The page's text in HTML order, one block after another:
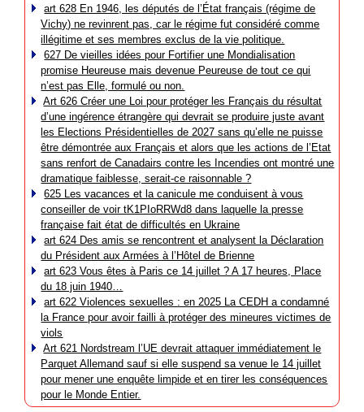
art 628 En 1946, les députés de l’État français (régime de
Vichy) ne revinrent pas, car le régime fut considéré comme
illégitime et ses membres exclus de la vie politique.
627 De vieilles idées pour Fortifier une Mondialisation
promise Heureuse mais devenue Peureuse de tout ce qui
n’est pas Elle, formulé ou non.
Art 626 Créer une Loi pour protéger les Français du résultat
d’une ingérence étrangère qui devrait se produire juste avant
les Elections Présidentielles de 2027 sans qu’elle ne puisse
être démontrée aux Français et alors que les actions de l’Etat
sans renfort de Canadairs contre les Incendies ont montré une
dramatique faiblesse, serait-ce raisonnable ?
625 Les vacances et la canicule me conduisent à vous
conseiller de voir tK1PIoRRWd8 dans laquelle la presse
française fait état de difficultés en Ukraine
art 624 Des amis se rencontrent et analysent la Déclaration
du Président aux Armées à l’Hôtel de Brienne
art 623 Vous êtes à Paris ce 14 juillet ? A 17 heures, Place
du 18 juin 1940…
art 622 Violences sexuelles : en 2025 La CEDH a condamné
la France pour avoir failli à protéger des mineures victimes de
viols
Art 621 Nordstream l’UE devrait attaquer immédiatement le
Parquet Allemand sauf si elle suspend sa venue le 14 juillet
pour mener une enquête limpide et en tirer les conséquences
pour le Monde Entier.